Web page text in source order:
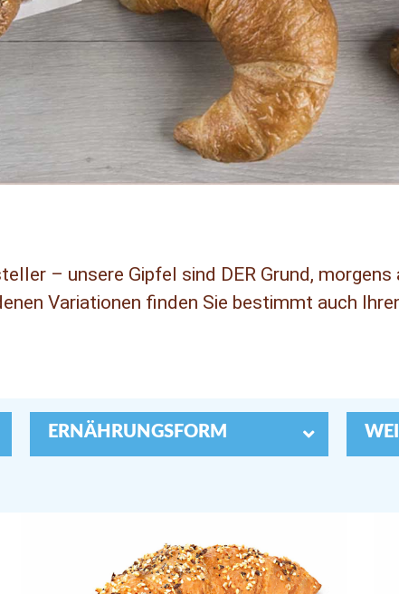
– unsere Gipfel sind DER Grund,
Variationen finden Sie bestimmt auch
ERNÄHRUNGSFORM 